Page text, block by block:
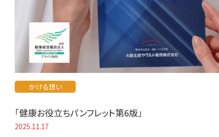
かける想い
「健康お役立ちパンフレット第6版」
2025.11.17